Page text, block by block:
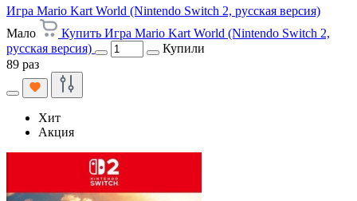
Игра Mario Kart World (Nintendo Switch 2, русская версия)
Мало
Купить Игра Mario Kart World (Nintendo Switch 2,
русская версия)
Купили
89 раз
Хит
Акция